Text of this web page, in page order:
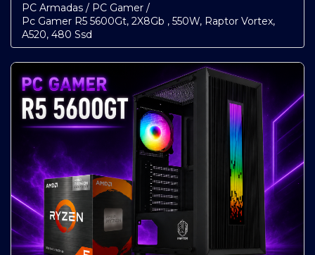
PC Armadas / PC Gamer /
Pc Gamer R5 5600Gt, 2X8Gb , 550W, Raptor Vortex,
A520, 480 Ssd